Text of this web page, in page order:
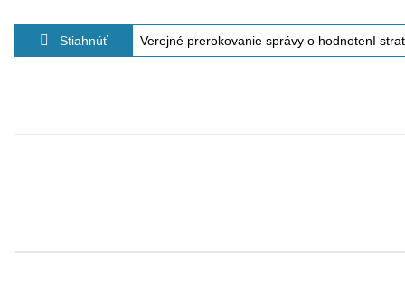
Stiahnúť Verejné prerokovanie správy o hodnotenI